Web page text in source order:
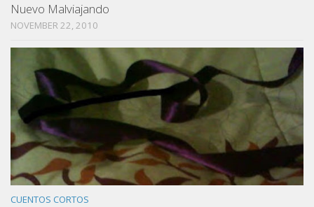
Nuevo Malviajando
NOVEMBER 22, 2010
CUENTOS CORTOS